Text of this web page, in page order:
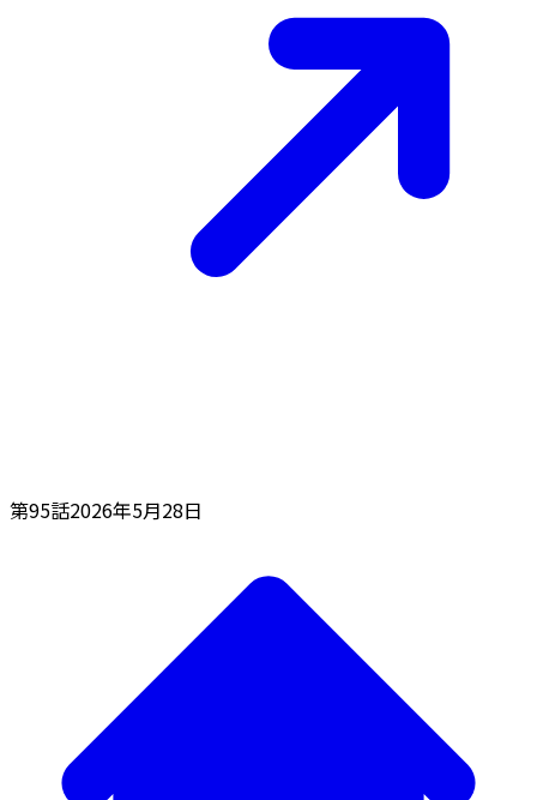
第95話2026年5月28日